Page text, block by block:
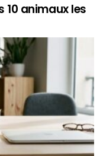
10 animaux les